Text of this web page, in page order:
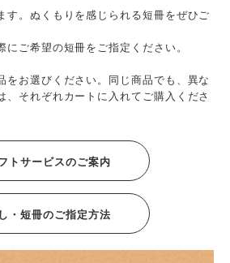
す。ぬくもりを感じられる短冊をぜひご
ご希望の短冊をご指定ください。
お選びください。同じ商品でも、異な
、それぞれカートに入れてご購入くださ
トサービスのご案内
・短冊のご指定方法